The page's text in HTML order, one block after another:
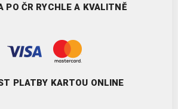
PO ČR RYCHLE A KVALITNĚ
PLATBY KARTOU ONLINE